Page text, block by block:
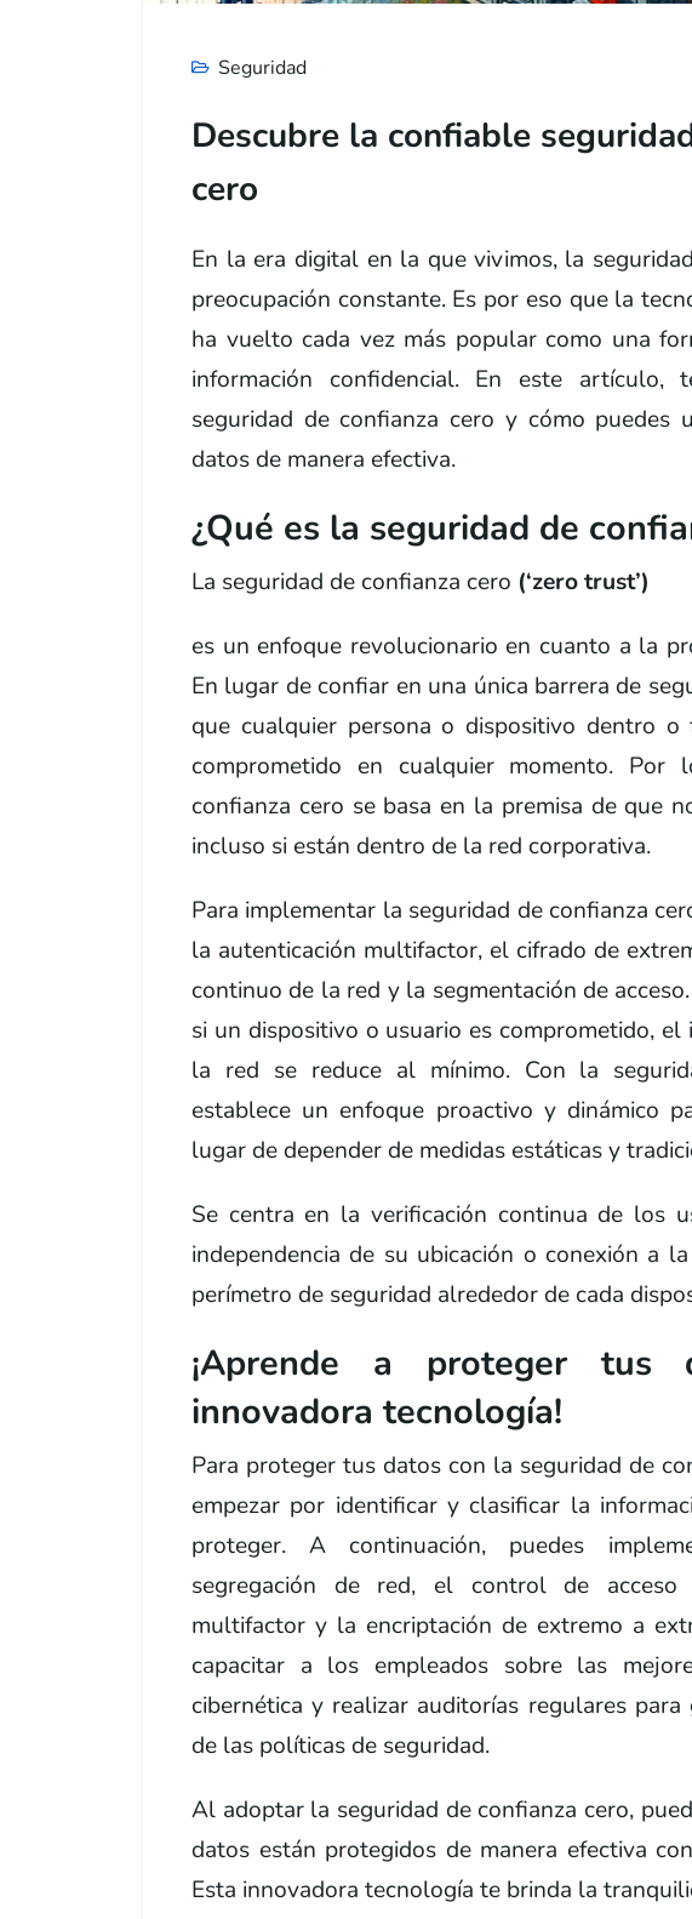
Seguridad
Descubre la confiable
cero
En la era digital en la que vivimos, la
preocupación constante. Es por eso que la
ha vuelto cada vez más popular como una
información confidencial. En este
seguridad de confianza cero y cómo puedes
datos de manera efectiva.
¿Qué es la seguridad de
La seguridad de confianza cero (‘zero trust’)
es un enfoque revolucionario en cuanto a la
En lugar de confiar en una única barrera de
que cualquier persona o dispositivo dentro
comprometido en cualquier momento.
confianza cero se basa en la premisa de que
incluso si están dentro de la red corporativa.
Para implementar la seguridad de confianza
la autenticación multifactor, el cifrado de
continuo de la red y la segmentación de
si un dispositivo o usuario es comprometido,
la red se reduce al mínimo. Con la
establece un enfoque proactivo y dinámico
lugar de depender de medidas estáticas y
Se centra en la verificación continua de los
independencia de su ubicación o conexión a
perímetro de seguridad alrededor de cada
¡Aprende a proteger tus
innovadora tecnología!
Para proteger tus datos con la seguridad de
empezar por identificar y clasificar la
proteger. A continuación, puedes
segregación de red, el control de acceso
multifactor y la encriptación de extremo a
capacitar a los empleados sobre las
cibernética y realizar auditorías regulares
de las políticas de seguridad.
Al adoptar la seguridad de confianza cero,
datos están protegidos de manera efectiva
Esta innovadora tecnología te brinda la